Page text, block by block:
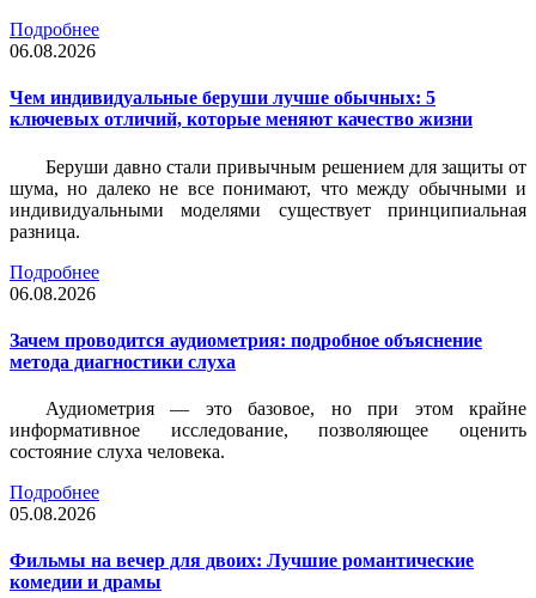
Подробнее
06.08.2026
Чем индивидуальные беруши лучше обычных: 5
ключевых отличий, которые меняют качество жизни
Беруши давно стали привычным решением для защиты от
шума, но далеко не все понимают, что между обычными и
индивидуальными моделями существует принципиальная
разница.
Подробнее
06.08.2026
Зачем проводится аудиометрия: подробное объяснение
метода диагностики слуха
Аудиометрия — это базовое, но при этом крайне
информативное исследование, позволяющее оценить
состояние слуха человека.
Подробнее
05.08.2026
Фильмы на вечер для двоих: Лучшие романтические
комедии и драмы